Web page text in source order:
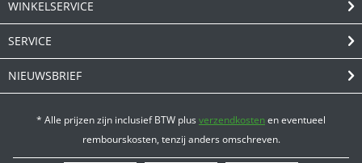
WINKELSERVICE
SERVICE
NIEUWSBRIEF
* Alle prijzen zijn inclusief BTW plusverzendkostenen eventueel
rembourskosten, tenzij anders omschreven.